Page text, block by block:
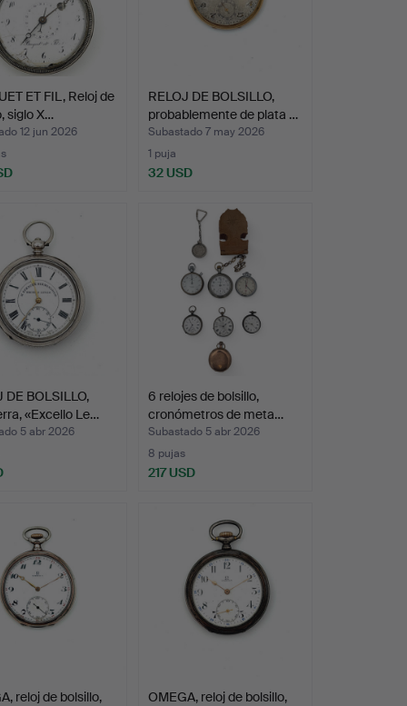
ET FIL, Reloj de
siglo X…
12 jun 2026
RELOJ DE BOLSILLO,
probablemente de plata …
Subastado 7 may 2026
1 puja
32 USD
DE BOLSILLO,
«Excello Le…
5 abr 2026
6 relojes de bolsillo,
cronómetros de meta…
Subastado 5 abr 2026
8 pujas
217 USD
reloj de bolsillo,
OMEGA, reloj de bolsillo,